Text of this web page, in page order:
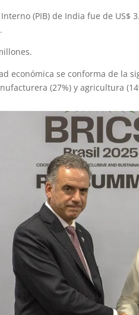
(PIB) de India fue de
económica se conforma de la
(27%) y agricultura